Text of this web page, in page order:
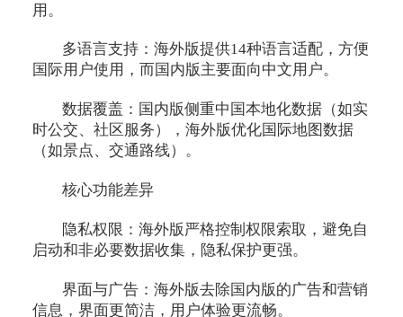
用。
多语言支持：海外版提供14种语言适配，方便
国际用户使用，而国内版主要面向中文用户。
数据覆盖：国内版侧重中国本地化数据（如实
时公交、社区服务），海外版优化国际地图数据
（如景点、交通路线）。
核心功能差异
隐私权限：海外版严格控制权限索取，避免自
启动和非必要数据收集，隐私保护更强。
界面与广告：海外版去除国内版的广告和营销
信息，界面更简洁，用户体验更流畅。